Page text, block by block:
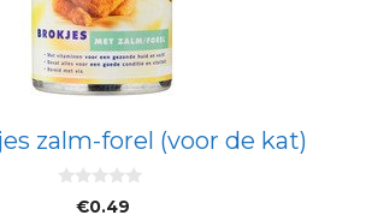
zalm-forel (voor de kat)
€0.49